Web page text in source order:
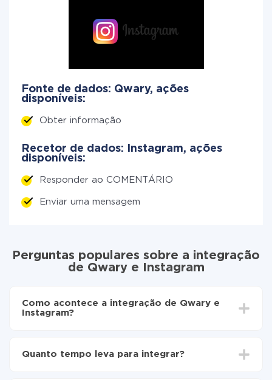
Fonte de dados: Qwary, ações
disponíveis:
Obter informação
Recetor de dados: Instagram, ações
disponíveis:
Responder ao COMENTÁRIO
Enviar uma mensagem
Perguntas populares sobre a integração
de Qwary e Instagram
Como acontece a integração de Qwary e
Instagram?
Instagram
Quanto tempo leva para integrar?